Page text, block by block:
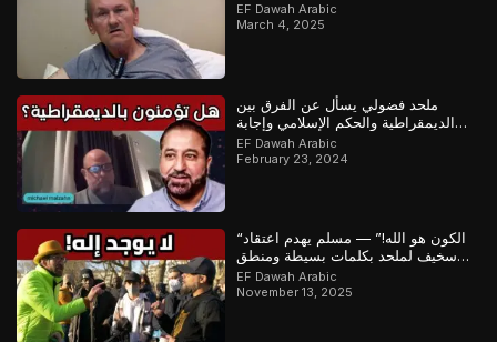
EF Dawah Arabic
March 4, 2025
ملحد فضولي يسأل عن الفرق بين
الديمقراطية والحكم الإسلامي وإجابة
رائعة من مسلم
EF Dawah Arabic
February 23, 2024
“الكون هو الله!” — مسلم يهدم اعتقاد
سخيف لملحد بكلمات بسيطة ومنطق
مذهل
EF Dawah Arabic
November 13, 2025